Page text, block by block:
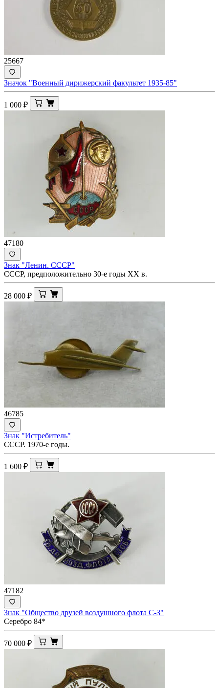
25667
Значок "Военный дирижерский факультет 1935-85"
1 000 ₽
47180
Знак "Ленин. СССР"
СССР, предположительно 30-е годы XX в.
28 000 ₽
46785
Знак "Истребитель"
СССР. 1970-е годы.
1 600 ₽
47182
Знак "Общество друзей воздушного флота С-З"
Серебро 84*
70 000 ₽